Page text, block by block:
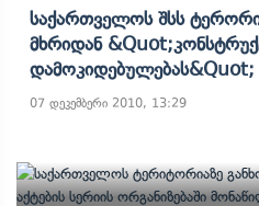
Საქართველოს Შსს
Მხრიდან
07 დეკემბერი 2010, 13:29